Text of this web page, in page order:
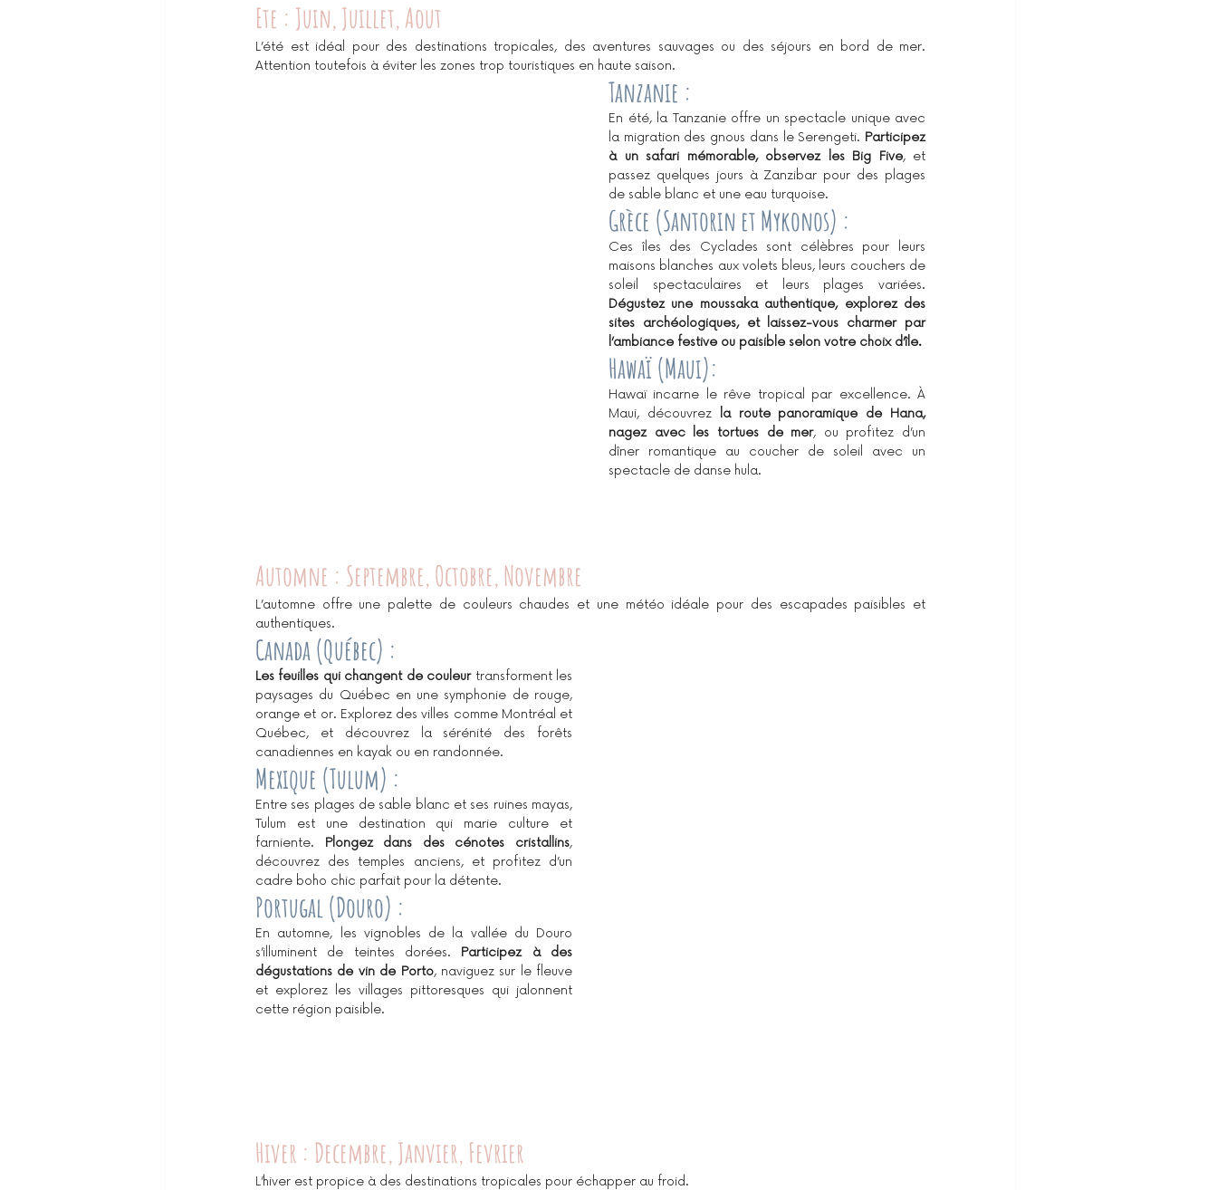
Ete : Juin, Juillet, Aout
L’été est idéal pour des destinations tropicales, des aventures sauvages ou des séjours en bord de mer.
Attention toutefois à éviter les zones trop touristiques en haute saison.
Tanzanie :
En été, la Tanzanie offre un spectacle unique avec
la migration des gnous dans le Serengeti. Participez
à un safari mémorable, observez les Big Five, et
passez quelques jours à Zanzibar pour des plages
de sable blanc et une eau turquoise.
Grèce (Santorin et Mykonos) :
Ces îles des Cyclades sont célèbres pour leurs
maisons blanches aux volets bleus, leurs couchers de
Dégustez une moussaka authentique, explorez des
sites archéologiques, et laissez-vous charmer par
l’ambiance festive ou paisible selon votre choix d’île.
Hawaï (Maui):
Hawaï incarne le rêve tropical par excellence. À
Maui, découvrez
la route panoramique de Hana,
nagez avec les tortues de mer, ou profitez d’un
dîner romantique au coucher de soleil avec un
spectacle de danse hula.
Automne : Septembre, Octobre, Novembre
L’automne offre une palette de couleurs chaudes et une météo idéale pour des escapades paisibles et
authentiques.
Canada (Québec) :
Les feuilles qui changent de couleur transforment les
paysages du Québec en une symphonie de rouge,
orange et or. Explorez des villes comme Montréal et
Québec, et découvrez la sérénité des forêts
canadiennes en kayak ou en randonnée.
Mexique (Tulum) :
Entre ses plages de sable blanc et ses ruines mayas,
Tulum est une destination qui marie culture et
farniente. Plongez dans des cénotes cristallins,
découvrez des temples anciens, et profitez d’un
cadre boho chic parfait pour la détente.
Portugal (Douro) :
En automne, les vignobles de la vallée du Douro
s’illuminent de teintes dorées. Participez à des
dégustations de vin de Porto, naviguez sur le fleuve
et explorez les villages pittoresques qui jalonnent
cette région paisible.
Hiver : Decembre, Janvier, Fevrier
L’hiver est propice à des destinations tropicales pour échapper au froid.